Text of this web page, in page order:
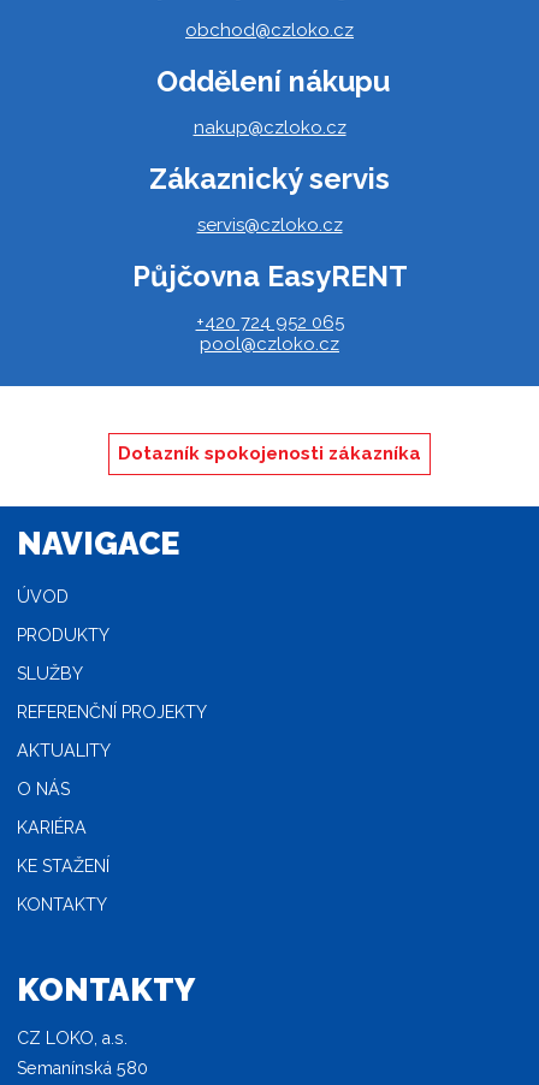
obchod@czloko.cz
Oddělení nákupu
nakup@czloko.cz
Zákaznický servis
servis@czloko.cz
Půjčovna EasyRENT
+420 724 952 065
pool@czloko.cz
Dotazník spokojenosti zákazníka
NAVIGACE
ÚVOD
PRODUKTY
SLUŽBY
REFERENČNÍ PROJEKTY
AKTUALITY
O NÁS
KARIÉRA
KE STAŽENÍ
KONTAKTY
KONTAKTY
CZ LOKO, a.s.
Semanínská 580